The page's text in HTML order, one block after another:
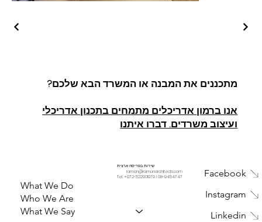
מתכננים את המבנה או המשרד הבא שלכם?
אנו ברמון אדריכלים מתמחים בתכנון אדריכלי
ועיצוב משרדים. דברו איתנו
Facebook
Instagram
Linkedin
שירות בפריסה ארצית
ramon@ramonarchitects.com
Tel: +972-522901979 I08-9454747
What We Do
Who We Are
What We Say